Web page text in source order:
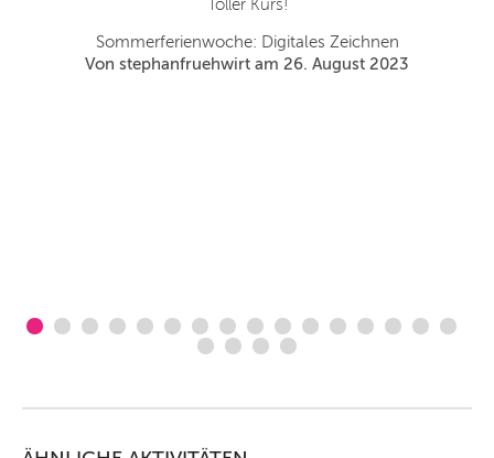
Toller Kurs!
Sommerferienwoche: Digitales Zeichnen
Von stephanfruehwirt am 26. August 2023